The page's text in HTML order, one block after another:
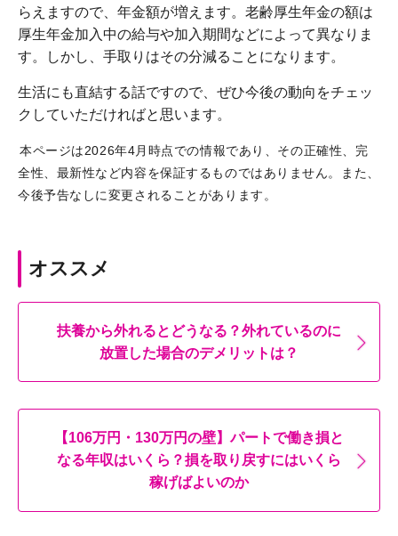
らえますので、年金額が増えます。老齢厚生年金の額は
厚生年金加入中の給与や加入期間などによって異なりま
す。しかし、手取りはその分減ることになります。
生活にも直結する話ですので、ぜひ今後の動向をチェッ
クしていただければと思います。
本ページは2026年4月時点での情報であり、その正確性、完
全性、最新性など内容を保証するものではありません。また、
今後予告なしに変更されることがあります。
オススメ
扶養から外れるとどうなる？外れているのに
放置した場合のデメリットは？
【106万円・130万円の壁】パートで働き損と
なる年収はいくら？損を取り戻すにはいくら
稼げばよいのか